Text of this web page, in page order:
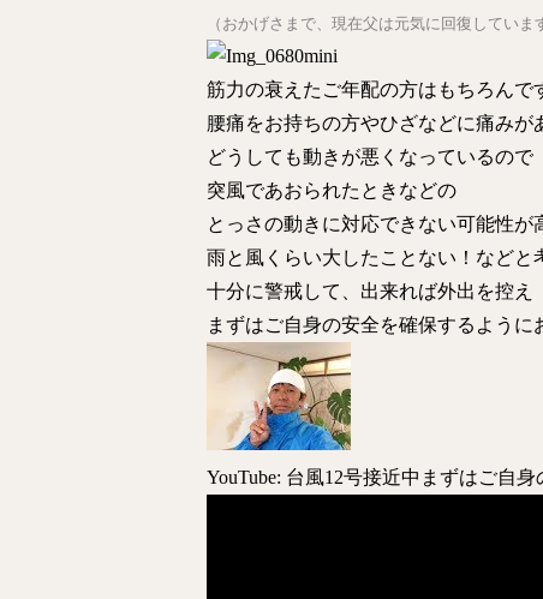
（おかげさまで、現在父は元気に回復していま
筋力の衰えたご年配の方はもちろんで
腰痛をお持ちの方やひざなどに痛みが
どうしても動きが悪くなっているので
突風であおられたときなどの
とっさの動きに対応できない可能性が
雨と風くらい大したことない！などと
十分に警戒して、出来れば外出を控え
まずはご自身の安全を確保するように
YouTube: 台風12号接近中まずはご自